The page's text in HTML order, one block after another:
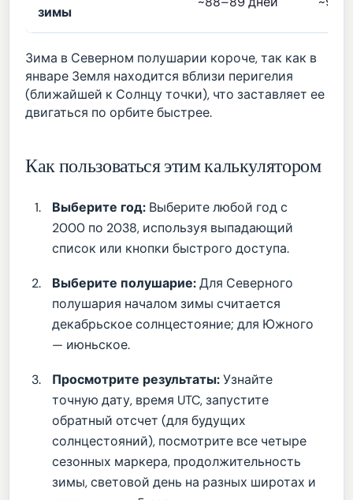
зимы
Зима в Северном полушарии короче, так как в
январе Земля находится вблизи перигелия
(ближайшей к Солнцу точки), что заставляет ее
двигаться по орбите быстрее.
Как пользоваться этим калькулятором
Выберите год: Выберите любой год с
2000 по 2038, используя выпадающий
список или кнопки быстрого доступа.
Выберите полушарие:Для Северного
полушария началом зимы считается
декабрьское солнцестояние; для Южного
— июньское.
Просмотрите результаты:Узнайте
точную дату, время UTC, запустите
обратный отсчет (для будущих
солнцестояний), посмотрите все четыре
сезонных маркера, продолжительность
зимы, световой день на разных широтах и